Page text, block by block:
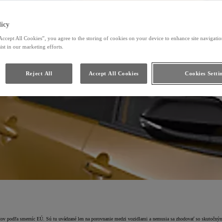
podľa smerníc EÚ. Sú tu uvádzané len na porovnanie medzi vozidlami a nemusia sa zhodovať so
All Cookies”, you agree to the storing of cookies on your device to enhance site
in our marketing efforts.
Cookies
Reject All Accept All Cookies